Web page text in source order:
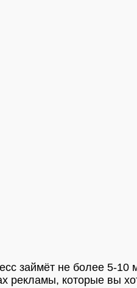
займёт не более 5-10
рекламы, которые вы